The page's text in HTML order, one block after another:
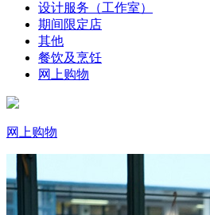
设计服务（工作室）
期间限定店
其他
餐饮及烹饪
网上购物
网上购物